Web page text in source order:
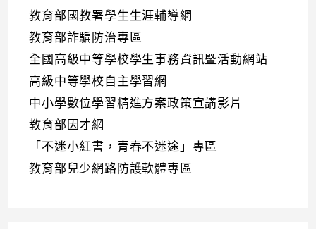
教育部國教署學生生涯輔導網
教育部詐騙防治專區
全國高級中等學校學生事務資訊暨活動網站
高級中等學校自主學習網
中小學數位學習精進方案政策宣講影片
教育部因才網
「不迷小紅書，青春不迷途」專區
教育部兒少網路防護軟體專區